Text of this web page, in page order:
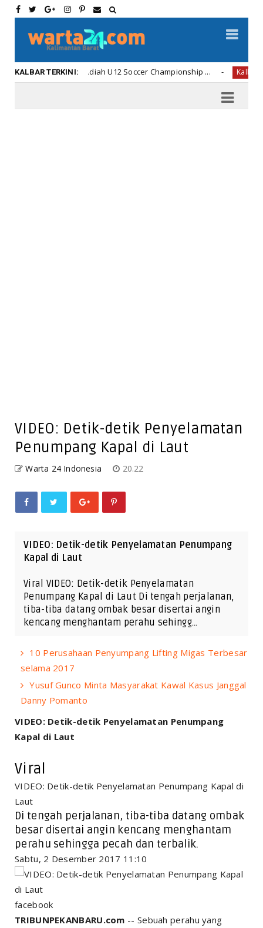
KALBAR TERKINI:
Hadiah U12 Soccer Championship ... Kalbar Di
VIDEO: Detik-detik Penyelamatan
Penumpang Kapal di Laut
Warta 24 Indonesia 20.22
VIDEO: Detik-detik Penyelamatan Penumpang
Kapal di Laut
Viral VIDEO: Detik-detik Penyelamatan
Penumpang Kapal di Laut Di tengah perjalanan,
tiba-tiba datang ombak besar disertai angin
kencang menghantam perahu sehingg…
10 Perusahaan Penyumpang Lifting Migas Terbesar
selama 2017
Yusuf Gunco Minta Masyarakat Kawal Kasus Janggal
Danny Pomanto
VIDEO: Detik-detik Penyelamatan Penumpang
Kapal di Laut
Viral
VIDEO: Detik-detik Penyelamatan Penumpang Kapal di
Laut
Di tengah perjalanan, tiba-tiba datang ombak
besar disertai angin kencang menghantam
perahu sehingga pecah dan terbalik.
Sabtu, 2 Desember 2017 11:10
facebook
TRIBUNPEKANBARU.com -- Sebuah perahu yang